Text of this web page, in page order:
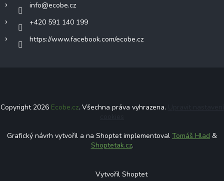
info@ecobe.cz
+420 591 140 199
https://www.facebook.com/ecobe.cz
Copyright 2026 Ecobe.cz. Všechna práva vyhrazena.
Grafický návrh vytvořil a na Shoptet implementoval Tomáš Hlad &
Shoptetak.cz.
Vytvořil Shoptet